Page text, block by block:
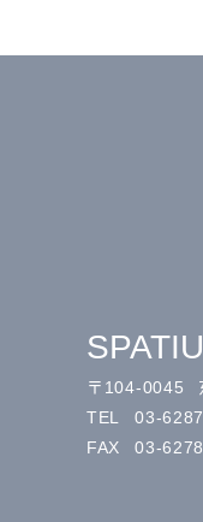
〒 104-0045
TEL
03-
FAX
03-